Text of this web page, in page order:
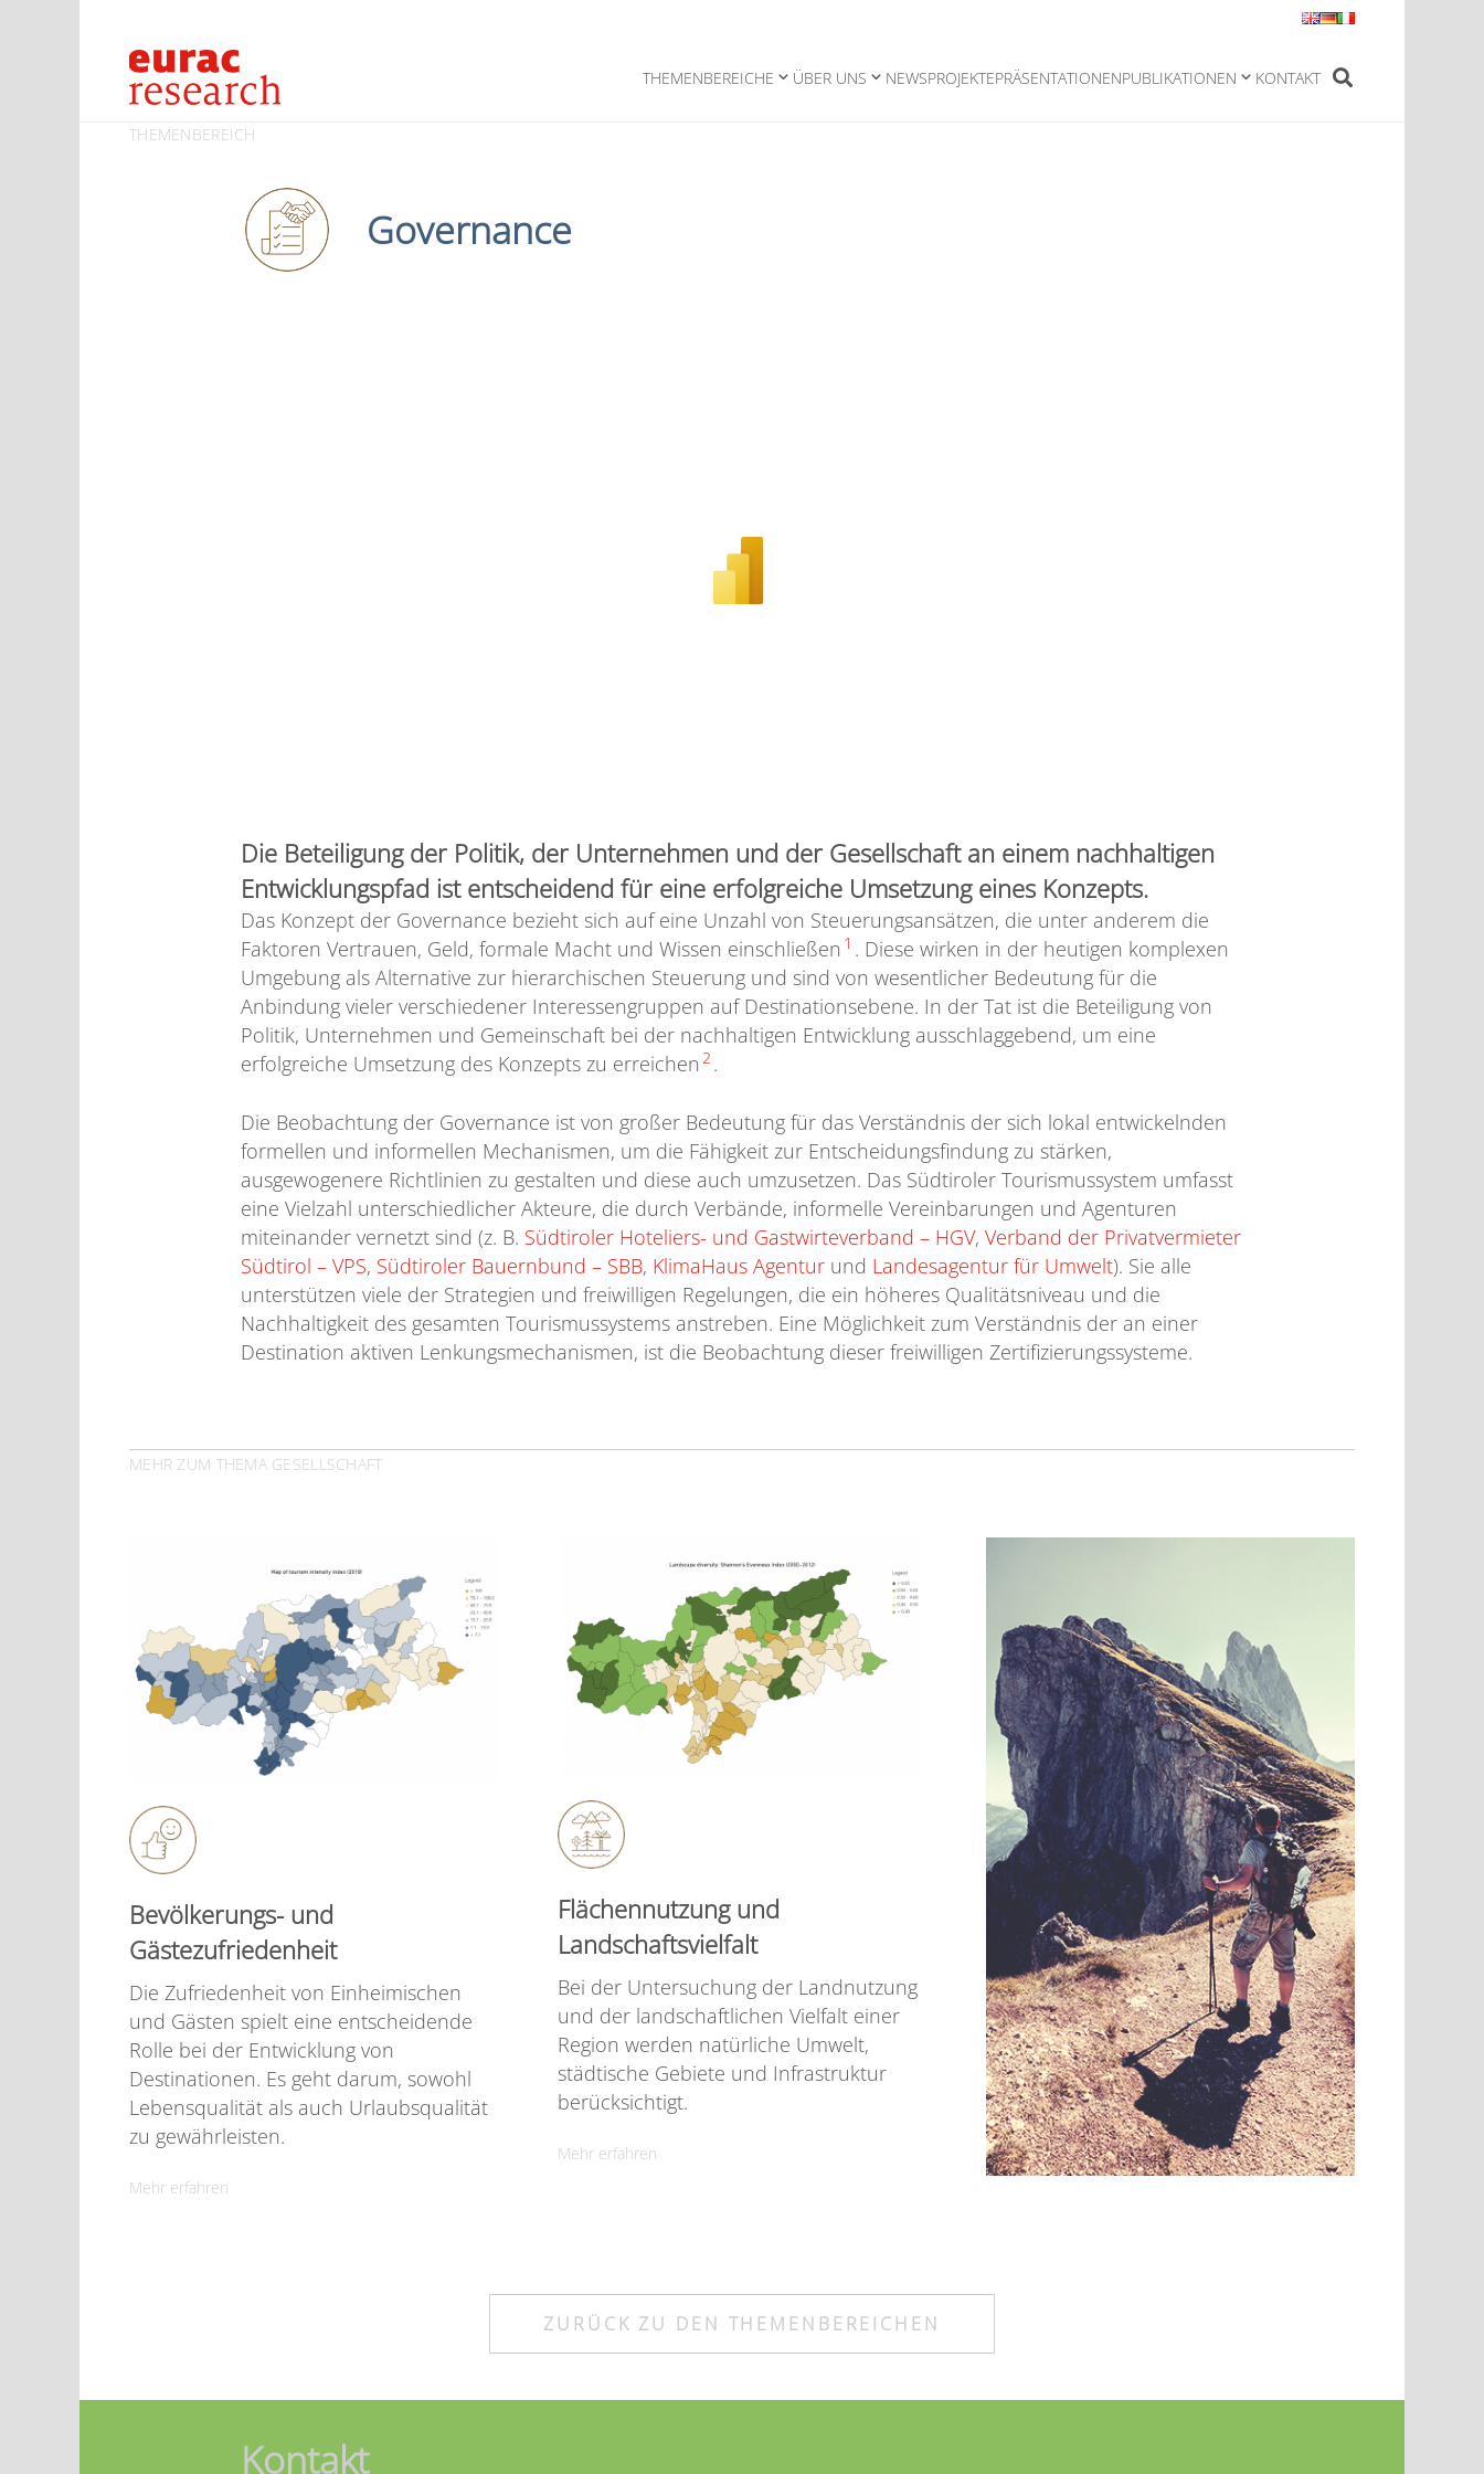
THEMENBEREICHE ÜBER UNS NEWSPROJEKTEPRÄSENTATIONENPUBLIKATIONEN KONTAKT
THEMENBEREICH
Governance
Die Beteiligung der Politik, der Unternehmen und der Gesellschaft an einem nachhaltigen
Entwicklungspfad ist entscheidend für eine erfolgreiche Umsetzung eines Konzepts.
Das Konzept der Governance bezieht sich auf eine Unzahl von Steuerungsansätzen, die unter anderem die
Faktoren Vertrauen, Geld, formale Macht und Wissen einschließen 1 . Diese wirken in der heutigen komplexen
Umgebung als Alternative zur hierarchischen Steuerung und sind von wesentlicher Bedeutung für die
Anbindung vieler verschiedener Interessengruppen auf Destinationsebene. In der Tat ist die Beteiligung von
Politik, Unternehmen und Gemeinschaft bei der nachhaltigen Entwicklung ausschlaggebend, um eine
erfolgreiche Umsetzung des Konzepts zu erreichen 2 .
Die Beobachtung der Governance ist von großer Bedeutung für das Verständnis der sich lokal entwickelnden
formellen und informellen Mechanismen, um die Fähigkeit zur Entscheidungsfindung zu stärken,
ausgewogenere Richtlinien zu gestalten und diese auch umzusetzen. Das Südtiroler Tourismussystem umfasst
eine Vielzahl unterschiedlicher Akteure, die durch Verbände, informelle Vereinbarungen und Agenturen
miteinander vernetzt sind (z. B. Südtiroler Hoteliers- und Gastwirteverband – HGV, Verband der Privatvermieter
Südtirol – VPS, Südtiroler Bauernbund – SBB, KlimaHaus Agentur und Landesagentur für Umwelt). Sie alle
unterstützen viele der Strategien und freiwilligen Regelungen, die ein höheres Qualitätsniveau und die
Nachhaltigkeit des gesamten Tourismussystems anstreben. Eine Möglichkeit zum Verständnis der an einer
Destination aktiven Lenkungsmechanismen, ist die Beobachtung dieser freiwilligen Zertifizierungssysteme.
MEHR ZUM THEMA GESELLSCHAFT
Bevölkerungs- und
Gästezufriedenheit
Die Zufriedenheit von Einheimischen
und Gästen spielt eine entscheidende
Rolle bei der Entwicklung von
Destinationen. Es geht darum, sowohl
Lebensqualität als auch Urlaubsqualität
zu gewährleisten.
Mehr erfahren
Flächennutzung und
Landschaftsvielfalt
Bei der Untersuchung der Landnutzung
und der landschaftlichen Vielfalt einer
Region werden natürliche Umwelt,
städtische Gebiete und Infrastruktur
berücksichtigt.
Mehr erfahren
ZURÜCK ZU DEN THEMENBEREICHEN
Kontakt